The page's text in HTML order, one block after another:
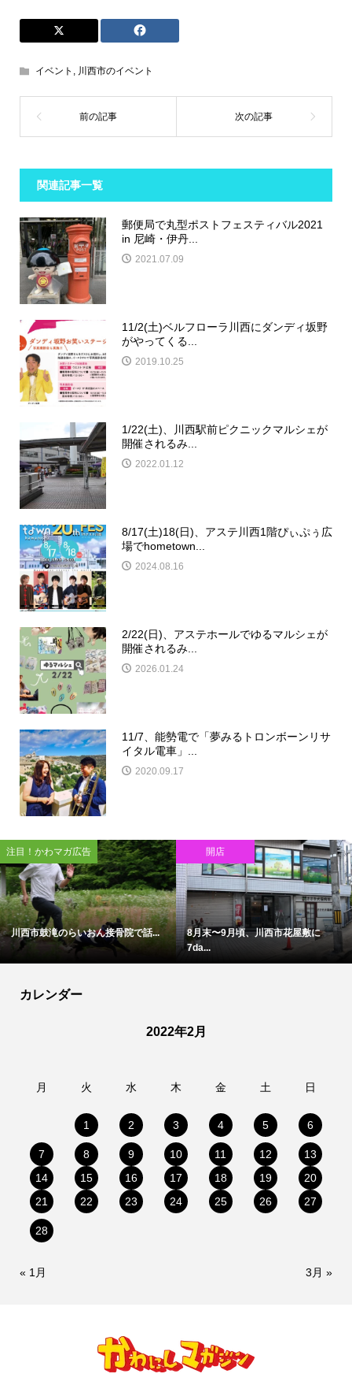
イベント , 川西市のイベント
関連記事一覧
郵便局で丸型ポストフェスティバル2021
in 尼崎・伊丹...
2021.07.09
11/2(土)ベルフローラ川西にダンディ坂野
がやってくる...
2019.10.25
1/22(土)、川西駅前ピクニックマルシェが
開催されるみ...
2022.01.12
8/17(土)18(日)、アステ川西1階ぴぃぷぅ広
場でhometown...
2024.08.16
2/22(日)、アステホールでゆるマルシェが
開催されるみ...
2026.01.24
11/7、能勢電で「夢みるトロンボーンリサ
イタル電車」...
2020.09.17
注目！かわマガ広告
川西市鼓滝のらいおん接骨院で話...
開店
8月末〜9月頃、川西市花屋敷に
7da...
カレンダー
2022年2月
月 火 水 木 金 土 日
1 2 3 4 5 6
7 8 9 10 11 12
13
14
15 16 17 18 19
20
21
22 23 24 25 26 27
28
« 1月 3月 »
広告掲載について